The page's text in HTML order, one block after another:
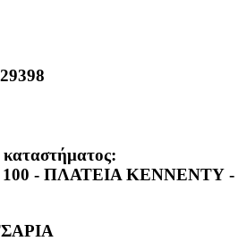
καταστήματος:
- ΠΛΑΤΕΙΑ ΚΕΝΝΕΝΤΥ -